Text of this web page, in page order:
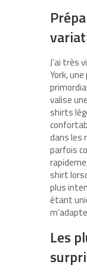
J’ai très
York,
valise une
shirts
dans les
parfois
shirt
plus
étant
Les